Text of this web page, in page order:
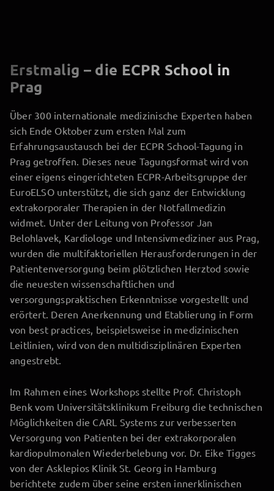
Erstmalig – die ECPR School in
Prag
Über 300 internationale medizinische Experten haben
sich Ende Oktober zum ersten Mal zum
Erfahrungsaustausch bei der ECPR School-Tagung in
Prag getroffen. Dieses neue Tagungsformat wird von
einer eigens eingerichteten ECPR-Arbeitsgruppe der
EuroELSO unterstützt, die sich ganz der Entwicklung
extrakorporaler Therapien in der Notfallmedizin
widmet. Unter der Leitung von Professor Jan
Belohlavek, Kardiologe und Intensivmediziner aus Prag,
wurden die multifaktoriellen Herausforderungen in der
Patientenversorgung beim plötzlichen Herztod sowie
die neuesten wissenschaftlichen und
versorgungspraktischen Erkenntnisse vorgestellt und
erörtert. Deren Anerkennung und Etablierung in Form
von best practices, beispielsweise in medizinischen
Leitlinien, wird von den multidisziplinären Experten
angestrebt.
Im Rahmen eines Workshops stellte Prof. Christoph
Benk vom Universitätsklinikum Freiburg die technischen
Möglichkeiten die CARL Systems zur verbesserten
Versorgung von Patienten bei der extrakorporalen
kardiopulmonalen Wiederbelebung vor. Dr. Eike Tigges
von der Asklepios Klinik St. Georg in Hamburg
berichtete zudem über seine ersten innerklinischen